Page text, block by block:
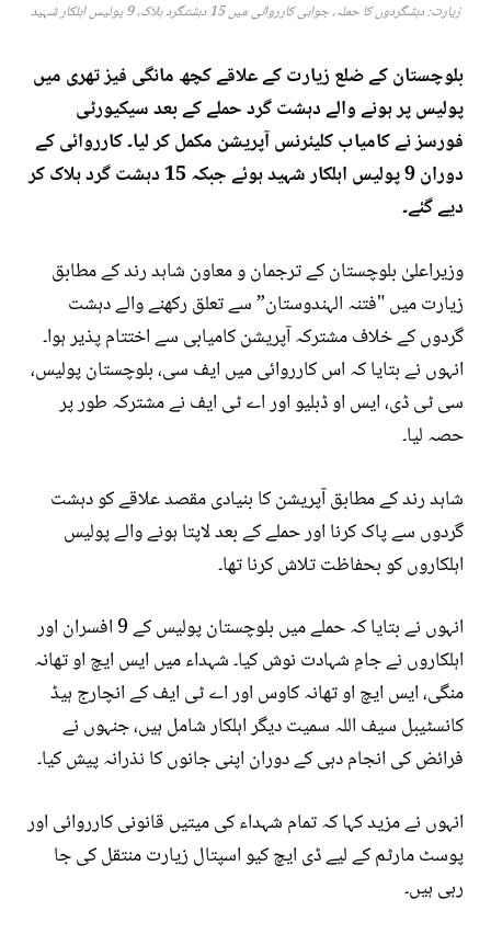
زیارت: دہشگردوں کا حملہ، جوابی کارروائی میں 15 دہشتگرد ہلاک، 9 پولیس اہلکار شہید
بلوچستان کے ضلع زیارت کے علاقے کچھ مانگی فیز تھری میں
پولیس پر ہونے والے دہشت گرد حملے کے بعد سیکیورٹی
فورسز نے کامیاب کلیئرنس آپریشن مکمل کر لیا۔ کارروائی کے
دوران 9 پولیس اہلکار شہید ہوئے جبکہ 15 دہشت گرد ہلاک کر
دیے گئے۔
وزیراعلیٰ بلوچستان کے ترجمان و معاون شاہد رند کے مطابق
زیارت میں "فتنہ الہندوستان” سے تعلق رکھنے والے دہشت
گردوں کے خلاف مشترکہ آپریشن کامیابی سے اختتام پذیر ہوا۔
انہوں نے بتایا کہ اس کارروائی میں ایف سی، بلوچستان پولیس،
سی ٹی ڈی، ایس او ڈبلیو اور اے ٹی ایف نے مشترکہ طور پر
حصہ لیا۔
شاہد رند کے مطابق آپریشن کا بنیادی مقصد علاقے کو دہشت
گردوں سے پاک کرنا اور حملے کے بعد لاپتا ہونے والے پولیس
اہلکاروں کو بحفاظت تلاش کرنا تھا۔
انہوں نے بتایا کہ حملے میں بلوچستان پولیس کے 9 افسران اور
اہلکاروں نے جامِ شہادت نوش کیا۔ شہداء میں ایس ایچ او تھانہ
منگی، ایس ایچ او تھانہ کاوس اور اے ٹی ایف کے انچارج ہیڈ
کانسٹیبل سیف اللہ سمیت دیگر اہلکار شامل ہیں، جنہوں نے
فرائض کی انجام دہی کے دوران اپنی جانوں کا نذرانہ پیش کیا۔
انہوں نے مزید کہا کہ تمام شہداء کی میتیں قانونی کارروائی اور
پوسٹ مارٹم کے لیے ڈی ایچ کیو اسپتال زیارت منتقل کی جا
رہی ہیں۔